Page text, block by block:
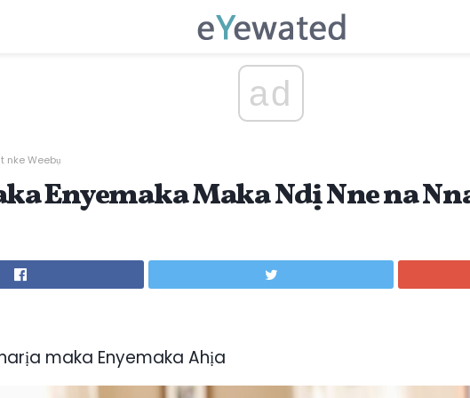
ad
nke Weebụ
Enyemaka Maka Ndị Nne na
maka Enyemaka Ahịa